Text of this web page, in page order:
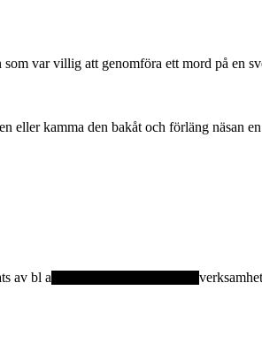
som var villig att genomföra ett mord på en
eller kamma den bakåt och förläng näsan
av bl a